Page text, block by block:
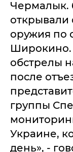
Чермалык.
открывали
оружия по
Широкино.
обстрелы
после
группы
Украине,
день», -